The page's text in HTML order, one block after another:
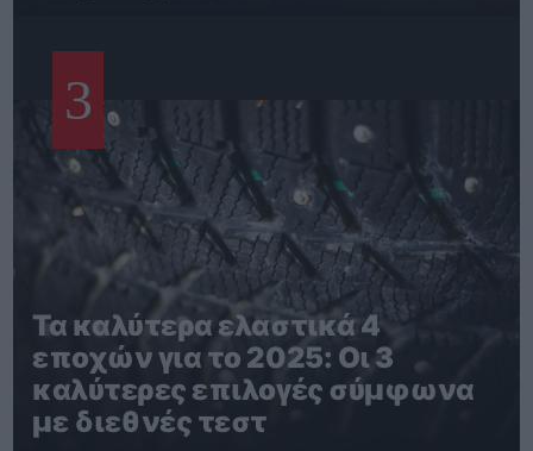
3
Τα καλύτερα ελαστικά 4
εποχών για το 2025: Οι 3
καλύτερες επιλογές σύμφωνα
με διεθνές τεστ